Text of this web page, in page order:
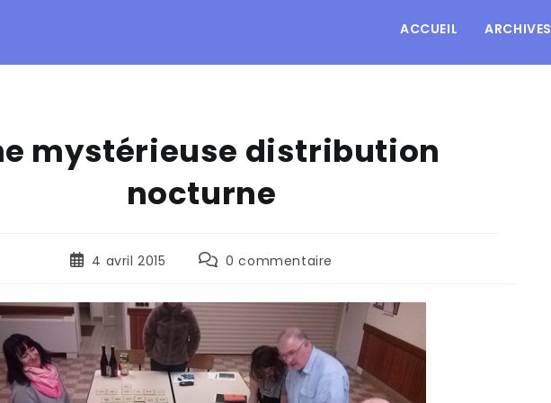
ACCUEIL ARCHIVES
mystérieuse distribution
nocturne
4 avril 2015 0 commentaire